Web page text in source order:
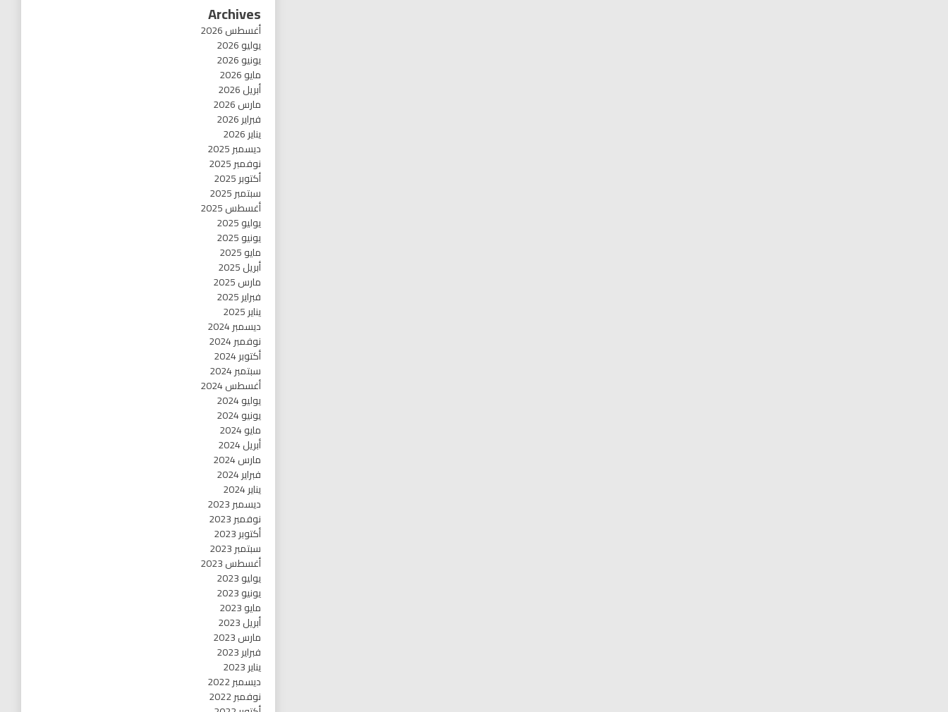
Archives
أغسطس 2026
يوليو 2026
يونيو 2026
مايو 2026
أبريل 2026
مارس 2026
فبراير 2026
يناير 2026
ديسمبر 2025
نوفمبر 2025
أكتوبر 2025
سبتمبر 2025
أغسطس 2025
يوليو 2025
يونيو 2025
مايو 2025
أبريل 2025
مارس 2025
فبراير 2025
يناير 2025
ديسمبر 2024
نوفمبر 2024
أكتوبر 2024
سبتمبر 2024
أغسطس 2024
يوليو 2024
يونيو 2024
مايو 2024
أبريل 2024
مارس 2024
فبراير 2024
يناير 2024
ديسمبر 2023
نوفمبر 2023
أكتوبر 2023
سبتمبر 2023
أغسطس 2023
يوليو 2023
يونيو 2023
مايو 2023
أبريل 2023
مارس 2023
فبراير 2023
يناير 2023
ديسمبر 2022
نوفمبر 2022